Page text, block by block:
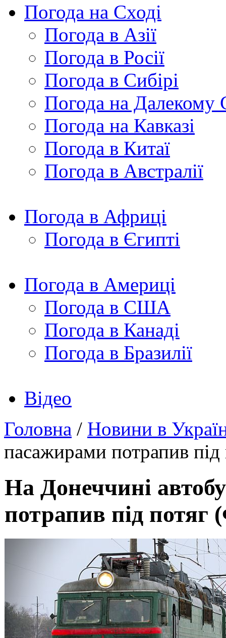
Погода на Сході
Погода в Азії
Погода в Росії
Погода в Сибірі
Погода на Далекому
Погода на Кавказі
Погода в Китаї
Погода в Австралії
Погода в Африці
Погода в Єгипті
Погода в Америці
Погода в США
Погода в Канаді
Погода в Бразилії
Відео
Головна / Новини в
пасажирами потрапив
На Донеччині
потрапив під